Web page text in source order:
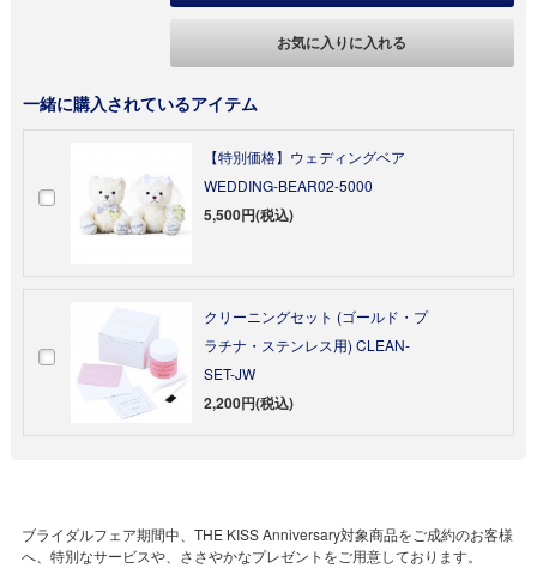
お気に入りに入れる
一緒に購入されているアイテム
【特別価格】ウェディングベア
WEDDING-BEAR02-5000
5,500円(税込)
クリーニングセット (ゴールド・プ
ラチナ・ステンレス用) CLEAN-
SET-JW
2,200円(税込)
ブライダルフェア期間中、THE KISS Anniversary対象商品をご成約のお客様
へ、特別なサービスや、ささやかなプレゼントをご用意しております。